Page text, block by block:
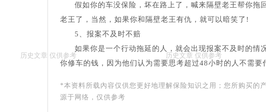
假如你的车没保险，坏在路上了，喊来隔壁老王帮你拖
老王了，当然，如果你和隔壁老王有仇，就可以暗笑了!
5、报案不及时不赔
如果你是一个行动拖延的人，就会出现报案不及时的
你修车的钱，因为他们认为需要思考超过48小时的人不需要
*本资料所载內容仅供您更好地理解保险知识之用；您所购买的
源于网络，仅供参考